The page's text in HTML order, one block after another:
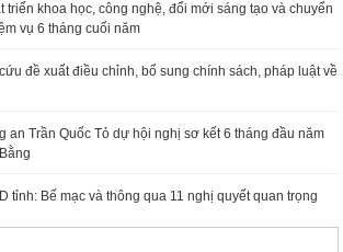
triển khoa học, công nghệ, đổi mới sáng tạo và chuyển
vụ 6 tháng cuối năm
đề xuất điều chỉnh, bổ sung chính sách, pháp luật về
an Trần Quốc Tỏ dự hội nghị sơ kết 6 tháng đầu năm
tỉnh: Bế mạc và thông qua 11 nghị quyết quan trọng